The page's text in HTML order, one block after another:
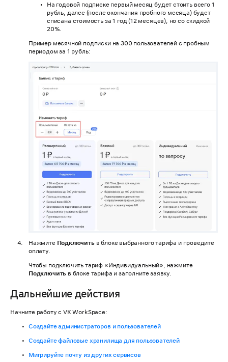
На годовой подписке первый месяц будет стоить всего 1
рубль, далее (после окончания пробного месяца) будет
списана стоимость за 1 год (12 месяцев), но со скидкой
20%.
Пример месячной подписки на 300 пользователей с пробным
периодом за 1 рубль:
Нажмите Подключитьв блоке выбранного тарифа и проведите
оплату.
Чтобы подключить тариф «Индивидуальный», нажмите
Подключить в блоке тарифа и заполните заявку.
Дальнейшие действия
Начните работу с VK WorkSpace:
Создайте администраторов и пользователей
Создайте файловые хранилища для пользователей
Мигрируйте почту из других сервисов